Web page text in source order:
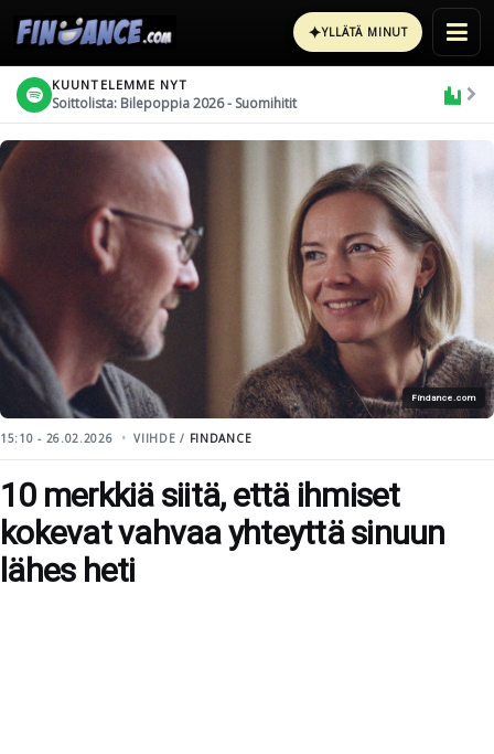
✦YLLÄTÄ MINUT
KUUNTELEMME NYT
Soittolista: Bilepoppia 2026 - Suomihitit
Findance.com
15:10 - 26.02.2026 VIIHDE / FINDANCE
10 merkkiä siitä, että ihmiset
kokevat vahvaa yhteyttä sinuun
lähes heti